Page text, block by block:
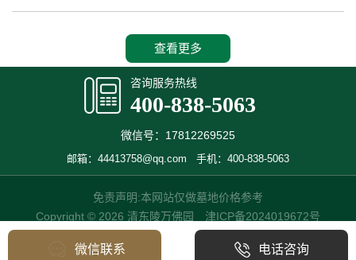
查看更多
咨询服务热线
400-838-5063
微信号：17812269525
邮箱：44413758@qq.com 手机：400-838-5063
免责声明:本网站仅做墓地价格参考
Copyright © 2026 清东陵万佛园 津ICP备2024019672号
微信联系 电话咨询